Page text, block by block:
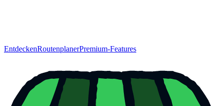
EntdeckenRoutenplanerPremium-Features